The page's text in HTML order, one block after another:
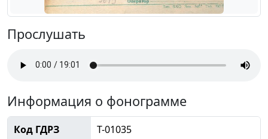
Прослушать
Информация о фонограмме
Код ГДРЗ
Т-01035